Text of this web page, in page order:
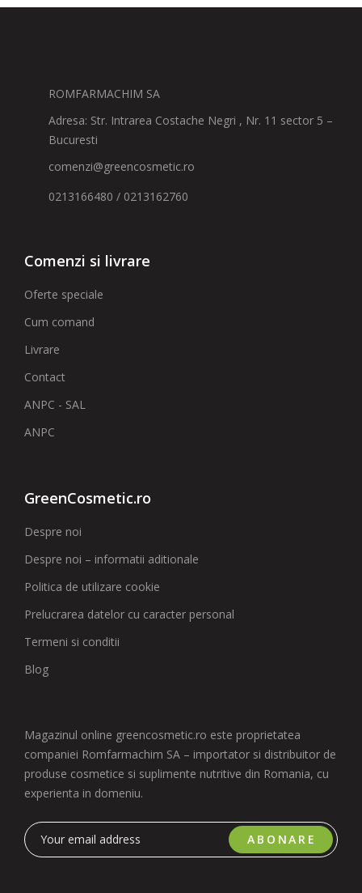
ROMFARMACHIM SA
Adresa: Str. Intrarea Costache Negri , Nr. 11 sector 5 –
Bucuresti
comenzi@greencosmetic.ro
0213166480 / 0213162760
Comenzi si livrare
Oferte speciale
Cum comand
Livrare
Contact
ANPC - SAL
ANPC
GreenCosmetic.ro
Despre noi
Despre noi – informatii aditionale
Politica de utilizare cookie
Prelucrarea datelor cu caracter personal
Termeni si conditii
Blog
Magazinul online greencosmetic.ro este proprietatea
companiei Romfarmachim SA – importator si distribuitor de
produse cosmetice si suplimente nutritive din Romania, cu
experienta in domeniu.
ABONARE